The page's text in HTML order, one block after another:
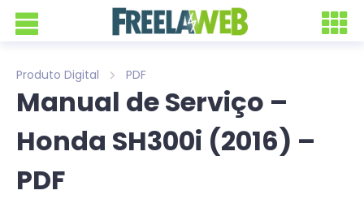
Produto Digital PDF
Manual de Serviço –
Honda SH300i (2016) –
PDF